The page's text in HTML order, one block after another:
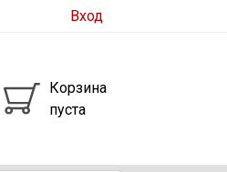
Вход
Корзина
пуста